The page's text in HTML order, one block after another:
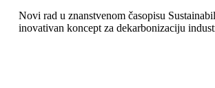
Novi rad u znanstvenom časopisu
inovativan koncept za dekarbonizaciju